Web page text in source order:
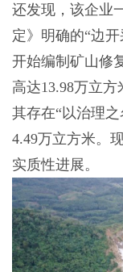
还发现，该企业
定》明确的“边
开始编制矿山修
高达13.98万立
其存在“以治理
4.49万立方米。
实质性进展。